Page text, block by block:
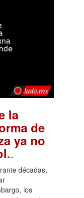
la
de
ya no
.
décadas,
los